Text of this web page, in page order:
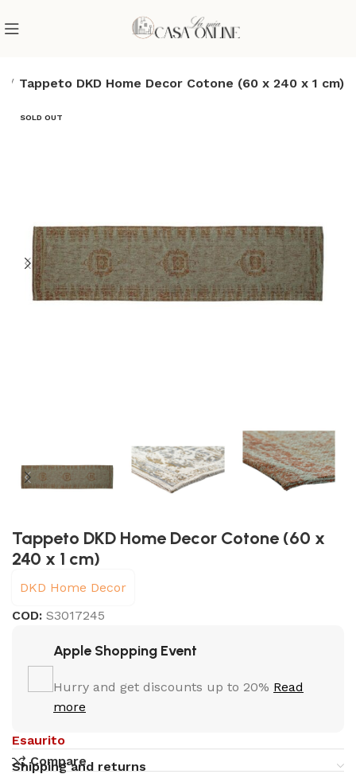
Tappeto DKD Home Decor Cotone (60 x 240 x 1 cm)
SOLD OUT
Tappeto DKD Home Decor Cotone (60 x
240 x 1 cm)
DKD Home Decor
COD:S3017245
Apple Shopping Event
Hurry and get discounts up to 20% Read
more
Esaurito
Compare
Shipping and returns